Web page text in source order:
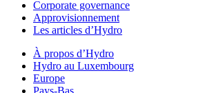
Corporate governance
Approvisionnement
Les articles d’Hydro
À propos d’Hydro
Hydro au Luxembourg
Europe
Pays-Bas